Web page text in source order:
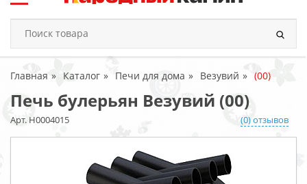
Главная Каталог Печи для дома Везувий (00)
Печь булерьян Везувий (00)
Арт. Н0004015 (0) отзывов